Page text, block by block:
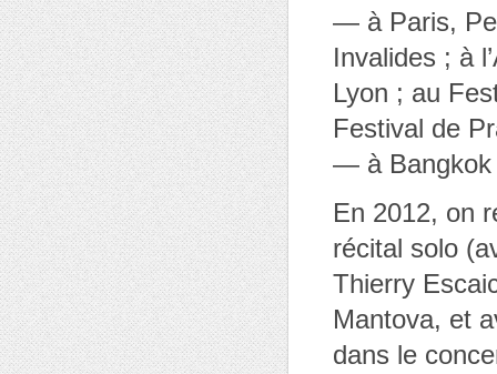
— à Paris,
Invalides ; à
Lyon ; au
Festival de
— à Bangkok
En 2012, on
récital solo
Thierry
Mantova, et
dans le